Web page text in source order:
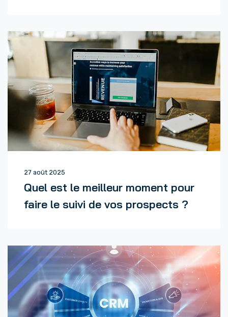
27 août 2025
Quel est le meilleur moment pour
faire le suivi de vos prospects ?